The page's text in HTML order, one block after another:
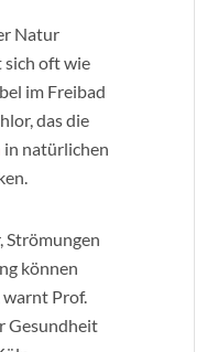
Natur
sich oft wie
im Freibad
das die
in natürlichen
Strömungen
können
warnt Prof.
Gesundheit